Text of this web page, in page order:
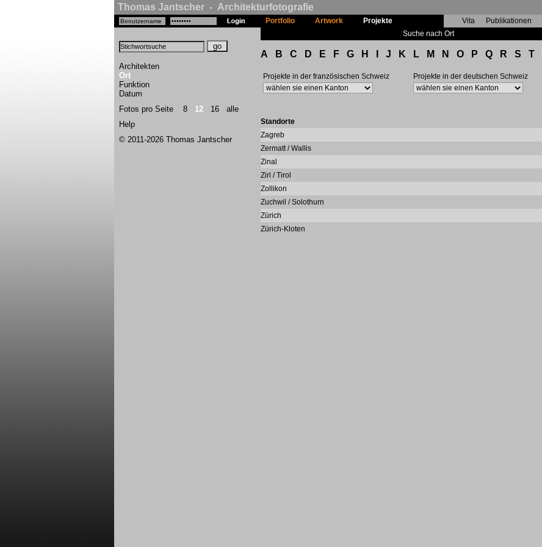
Thomas Jantscher - Architekturfotografie
Architekten
Ort
Funktion
Datum
Fotos pro Seite 8 12 16
alle
Help
© 2011-2026 Thomas Jantscher
Portfolio Artwork Projekte Vita Publikationen
Suche nach Ort
A B C D E F G H J K L M N O P Q R S T
Projekte in der französischen Schweiz Projekte in der deutschen Schweiz
Standorte
Zagreb
Zermatt / Wallis
Zinal
Zirl / Tirol
Zollikon
Zuchwil / Solothurn
Zürich
Zürich-Kloten